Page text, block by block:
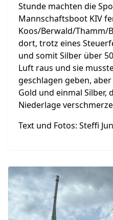
Stunde machten die
Mannschaftsboot KIV
Koos/Berwald/Thamm/
dort, trotz eines
und somit Silber über
Luft raus und sie
geschlagen geben,
Gold und einmal Silber,
Niederlage
Text und Fotos: Steffi